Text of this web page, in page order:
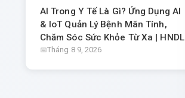
AI Trong Y Tế Là Gì? Ứng Dụng AI
& IoT Quản Lý Bệnh Mãn Tính,
Chăm Sóc Sức Khỏe Từ Xa | HNDL
Tháng 8 9, 2026